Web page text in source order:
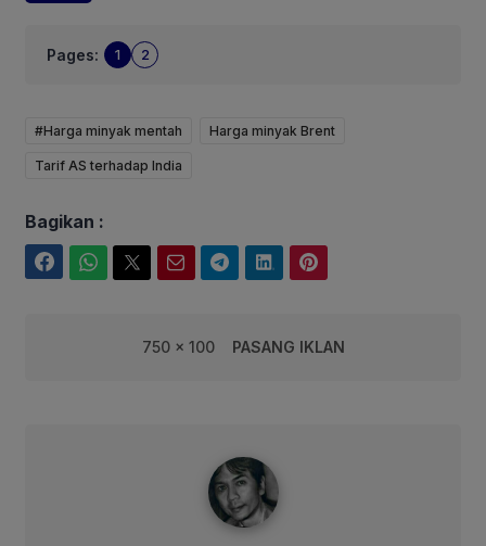
Pages: 1 2
#Harga minyak mentah Harga minyak Brent
Tarif AS terhadap India
Bagikan :
750 x 100 PASANG IKLAN